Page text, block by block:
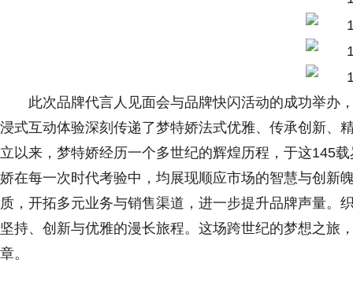
此次品牌代言人见面会与品牌快闪活动的成功举办
浸式互动体验深刻传递了梦特娇法式优雅、传承创新、
立以来，梦特娇经历一个多世纪的辉煌历程，于这145
娇在每一次时代考验中，均展现顺应市场的智慧与创新
质，开拓多元业务与销售渠道，进一步提升品牌声量。
坚持、创新与优雅的漫长旅程。这场跨世纪的梦想之旅
章。